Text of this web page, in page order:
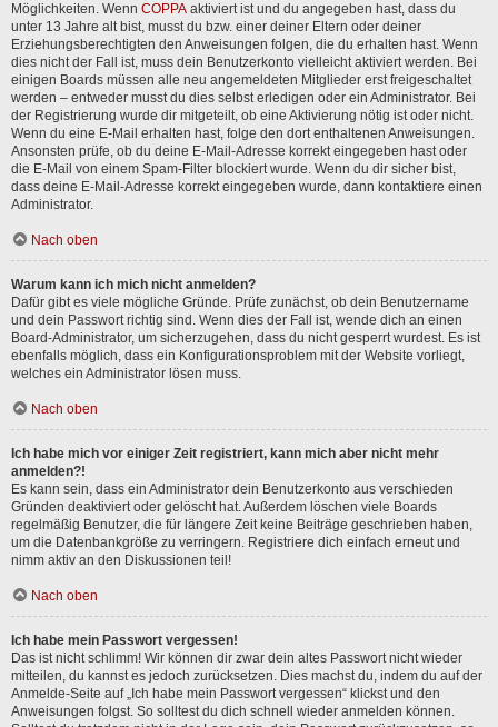
Möglichkeiten. Wenn COPPA aktiviert ist und du angegeben hast, dass du
unter 13 Jahre alt bist, musst du bzw. einer deiner Eltern oder deiner
Erziehungsberechtigten den Anweisungen folgen, die du erhalten hast. Wenn
dies nicht der Fall ist, muss dein Benutzerkonto vielleicht aktiviert werden. Bei
einigen Boards müssen alle neu angemeldeten Mitglieder erst freigeschaltet
werden – entweder musst du dies selbst erledigen oder ein Administrator. Bei
der Registrierung wurde dir mitgeteilt, ob eine Aktivierung nötig ist oder nicht.
Wenn du eine E-Mail erhalten hast, folge den dort enthaltenen Anweisungen.
Ansonsten prüfe, ob du deine E-Mail-Adresse korrekt eingegeben hast oder
die E-Mail von einem Spam-Filter blockiert wurde. Wenn du dir sicher bist,
dass deine E-Mail-Adresse korrekt eingegeben wurde, dann kontaktiere einen
Administrator.
Nach oben
Warum kann ich mich nicht anmelden?
Dafür gibt es viele mögliche Gründe. Prüfe zunächst, ob dein Benutzername
und dein Passwort richtig sind. Wenn dies der Fall ist, wende dich an einen
Board-Administrator, um sicherzugehen, dass du nicht gesperrt wurdest. Es ist
ebenfalls möglich, dass ein Konfigurationsproblem mit der Website vorliegt,
welches ein Administrator lösen muss.
Nach oben
Ich habe mich vor einiger Zeit registriert, kann mich aber nicht mehr
anmelden?!
Es kann sein, dass ein Administrator dein Benutzerkonto aus verschieden
Gründen deaktiviert oder gelöscht hat. Außerdem löschen viele Boards
regelmäßig Benutzer, die für längere Zeit keine Beiträge geschrieben haben,
um die Datenbankgröße zu verringern. Registriere dich einfach erneut und
nimm aktiv an den Diskussionen teil!
Nach oben
Ich habe mein Passwort vergessen!
Das ist nicht schlimm! Wir können dir zwar dein altes Passwort nicht wieder
mitteilen, du kannst es jedoch zurücksetzen. Dies machst du, indem du auf der
Anmelde-Seite auf „Ich habe mein Passwort vergessen“ klickst und den
Anweisungen folgst. So solltest du dich schnell wieder anmelden können.